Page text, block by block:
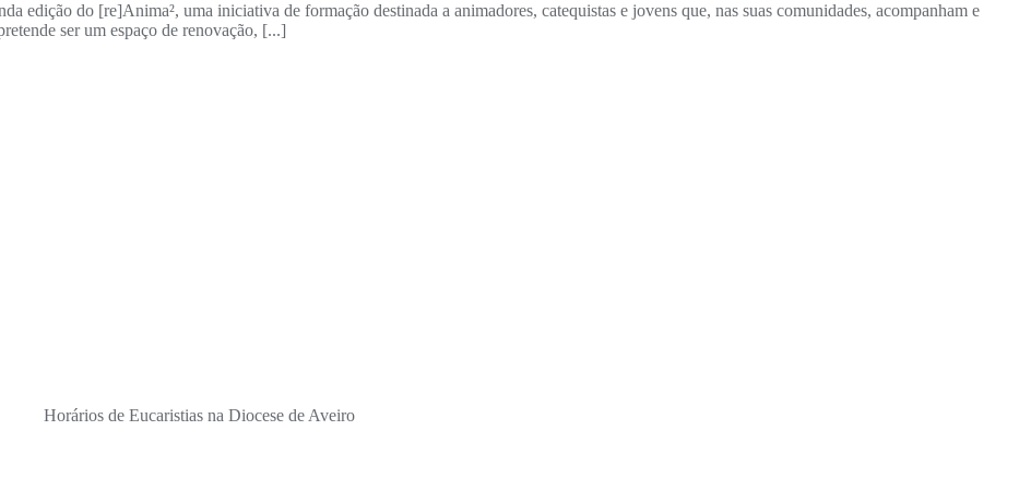
edição do [re]Anima², uma iniciativa de formação destinada a animadores, catequistas e jovens que, nas suas comunidades, acompanham e
ser um espaço de renovação, [...]
Horários de Eucaristias na Diocese de Aveiro